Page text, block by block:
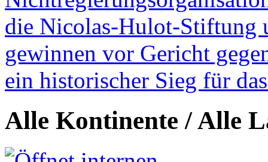
die Nicolas-Hulot-Stiftung
gewinnen vor Gericht
ein historischer Sieg für
Alle Kontinente / Alle